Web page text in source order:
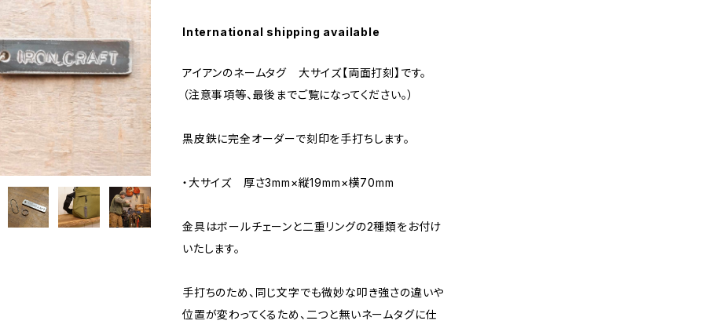
International shipping available
アイアンのネームタグ 大サイズ【両面打刻】です。
（注意事項等、最後までご覧になってください。）
黒皮鉄に完全オーダーで刻印を手打ちします。
・大サイズ 厚さ3mm×縦19mm×横70mm
金具はボールチェーンと二重リングの2種類をお付け
いたします。
手打ちのため、同じ文字でも微妙な叩き強さの違いや
位置が変わってくるため、二つと無いネームタグに仕